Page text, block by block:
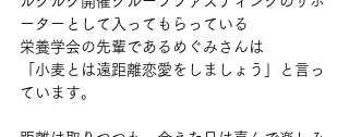
ーターとして入ってもらっている
栄養学会の先輩であるめぐみさんは
「小麦とは遠距離恋愛をしましょう」と言っ
ています。